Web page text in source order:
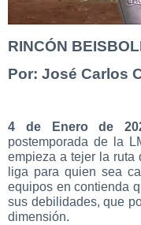
RINCÓN
Por: José Carlos
4 de Enero de
postemporada de la
empieza a tejer la ruta
liga para quien sea
equipos en contienda
sus debilidades, que
dimensión.